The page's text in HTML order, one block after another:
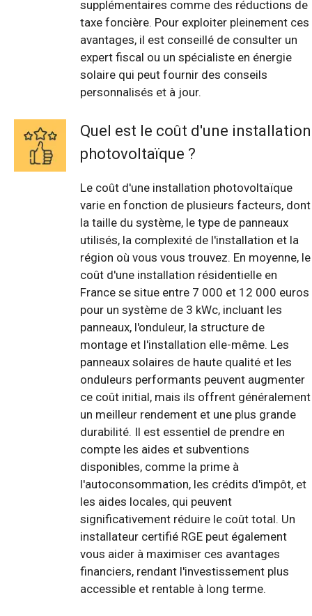
supplémentaires comme des réductions de
taxe foncière. Pour exploiter pleinement ces
avantages, il est conseillé de consulter un
expert fiscal ou un spécialiste en énergie
solaire qui peut fournir des conseils
personnalisés et à jour.
Quel est le coût d'une installation
photovoltaïque ?
Le coût d'une installation photovoltaïque
varie en fonction de plusieurs facteurs, dont
la taille du système, le type de panneaux
utilisés, la complexité de l'installation et la
région où vous vous trouvez. En moyenne, le
coût d'une installation résidentielle en
France se situe entre 7 000 et 12 000 euros
pour un système de 3 kWc, incluant les
panneaux, l'onduleur, la structure de
montage et l'installation elle-même. Les
panneaux solaires de haute qualité et les
onduleurs performants peuvent augmenter
ce coût initial, mais ils offrent généralement
un meilleur rendement et une plus grande
durabilité. Il est essentiel de prendre en
compte les aides et subventions
disponibles, comme la prime à
l'autoconsommation, les crédits d'impôt, et
les aides locales, qui peuvent
significativement réduire le coût total. Un
installateur certifié RGE peut également
vous aider à maximiser ces avantages
financiers, rendant l'investissement plus
accessible et rentable à long terme.